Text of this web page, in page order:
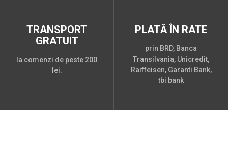
TRANSPORT
GRATUIT
la comenzi de peste 200
lei.
PLATĂ ÎN RATE
prin BRD, Banca
Transilvania, Unicredit,
Raiffeisen, Garanti Bank,
tbi bank